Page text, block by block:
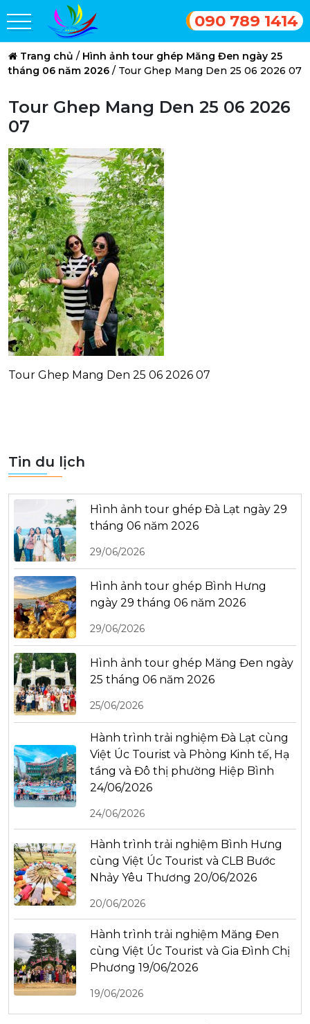
090 789 1414
Trang chủ / Hình ảnh tour ghép Măng Đen ngày 25
tháng 06 năm 2026 / Tour Ghep Mang Den 25 06 2026 07
Tour Ghep Mang Den 25 06 2026
07
Tour Ghep Mang Den 25 06 2026 07
Tin du lịch
Hình ảnh tour ghép Đà Lạt ngày 29
tháng 06 năm 2026
29/06/2026
Hình ảnh tour ghép Bình Hưng
ngày 29 tháng 06 năm 2026
29/06/2026
Hình ảnh tour ghép Măng Đen ngày
25 tháng 06 năm 2026
25/06/2026
Hành trình trải nghiệm Đà Lạt cùng
Việt Úc Tourist và Phòng Kinh tế, Hạ
tầng và Đô thị phường Hiệp Bình
24/06/2026
24/06/2026
Hành trình trải nghiệm Bình Hưng
cùng Việt Úc Tourist và CLB Bước
Nhảy Yêu Thương 20/06/2026
20/06/2026
Hành trình trải nghiệm Măng Đen
cùng Việt Úc Tourist và Gia Đình Chị
Phương 19/06/2026
19/06/2026